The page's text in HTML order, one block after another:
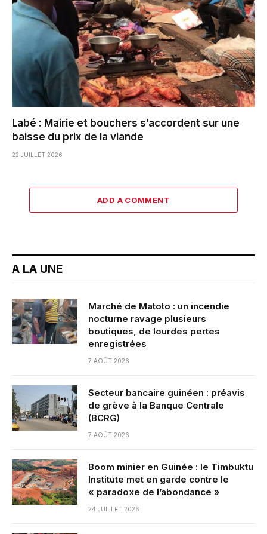
Labé : Mairie et bouchers s’accordent sur une
baisse du prix de la viande
22 JUILLET 2026
ADD A COMMENT
A LA UNE
Marché de Matoto : un incendie
nocturne ravage plusieurs
boutiques, de lourdes pertes
enregistrées
7 AOÛT 2026
Secteur bancaire guinéen : préavis
de grève à la Banque Centrale
(BCRG)
7 AOÛT 2026
Boom minier en Guinée : le Timbuktu
Institute met en garde contre le
« paradoxe de l’abondance »
24 JUILLET 2026